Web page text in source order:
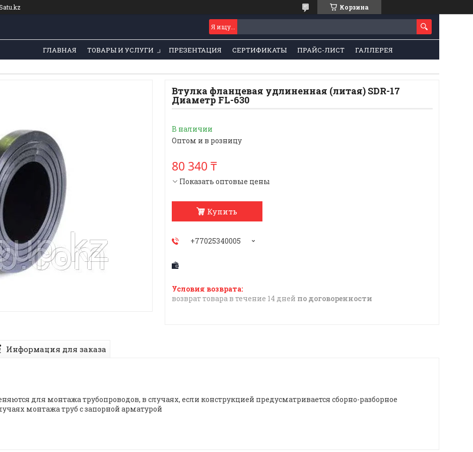
Корзина
ГЛАВНАЯ ТОВАРЫ И УСЛУГИ ПРЕЗЕНТАЦИЯ СЕРТИФИКАТЫ ПРАЙС-ЛИСТ ГАЛЛЕРЕЯ
Втулка фланцевая удлиненная (литая) SDR-17
Диаметр FL-630
В наличии
Оптом и в розницу
80 340 ₸
Показать оптовые цены
Купить
+77025340005
возврат товара в течение 14 дней по договоренности
Информация для заказа
для монтажа трубопроводов, в случаях, если конструкцией предусматривается сборно-разборное
монтажа труб с запорной арматурой